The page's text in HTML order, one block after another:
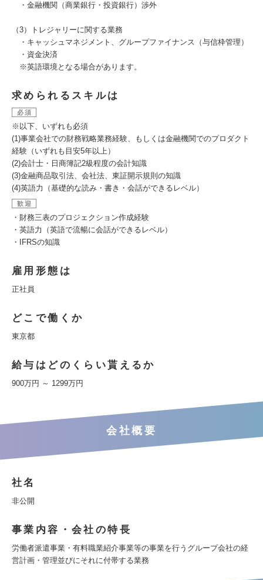
・金融機関（商業銀行・投資銀行）渉外
（3）トレジャリーに関する業務
・キャッシュマネジメント、グループファイナンス（与信枠管理）
・資金決済
※英語環境となる場合があります。
求められるスキルは
必須
※以下、いずれも必須
(1)事業会社での財務戦略業務経験、もしくは金融機関でのプロダクト
経験（いずれも目安5年以上）
(2)会計士・日商簿記2級程度の会計知識
(3)金融商品取引法、会社法、東証開示規則の知識
(4)英語力（基礎的な読み・書き・会話ができるレベル）
歓迎
・財務三表のプロジェクション作成経験
・英語力（英語で流暢に会話ができるレベル）
・IFRSの知識
雇用形態は
正社員
どこで働くか
東京都
給与はどのくらい貰えるか
900万円 ～ 1299万円
会社概要
社名
非公開
事業内容・会社の特長
労働者派遣事業・有料職業紹介事業等の事業を行うグループ会社の経
営計画・管理並びにそれに付帯する業務